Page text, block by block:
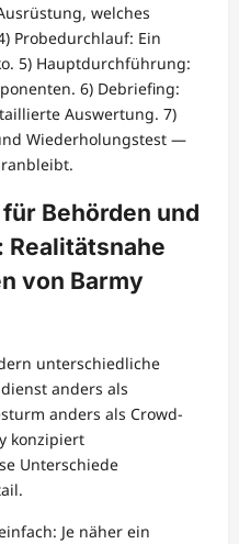
welches
Probedurchlauf: Ein
5) Hauptdurchführung:
6) Debriefing:
Auswertung. 7)
Wiederholungstest —
Behörden und
von Barmy
unterschiedliche
anders als
anders als Crowd-
konzipiert
Unterschiede
Je näher ein